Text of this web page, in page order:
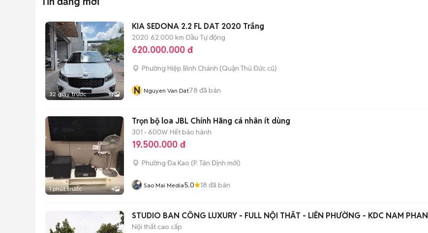
32 giây trước 17
KIA SEDONA 2.2 FL DAT 2020 Trắng
2020 62.000 km Dầu Tự động
620.000.000 đ
Phường Hiệp Bình Chánh (Quận Thủ Đức cũ)
N Nguyen Van Dat78 đã bán
1 phút trước 4
Trọn bộ loa JBL Chính Hãng cá nhân ít dùng
301 - 600W Hết bảo hành
19.500.000 đ
Phường Đa Kao (P. Tân Định mới)
Sao Mai Media5.0 18 đã bán
STUDIO BAN CÔNG LUXURY - FULL NỘI THẤT - LIÊN PHƯỜNG - KDC NAM PHAN
Nội thất cao cấp